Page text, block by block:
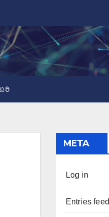
META
Log in
Entries feed